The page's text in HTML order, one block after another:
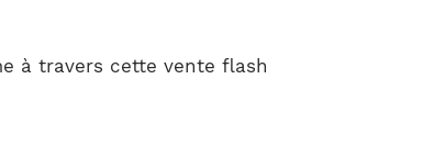
à travers cette vente flash